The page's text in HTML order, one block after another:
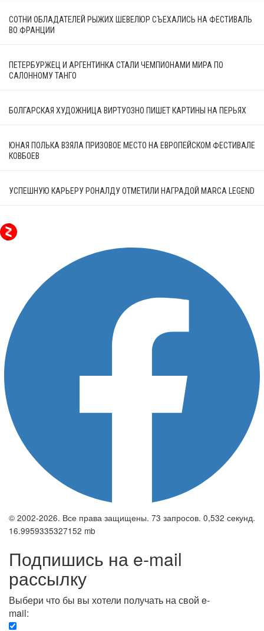
СОТНИ ОБЛАДАТЕЛЕЙ РЫЖИХ ШЕВЕЛЮР СЪЕХАЛИСЬ НА ФЕСТИВАЛЬ
ВО ФРАНЦИИ
ПЕТЕРБУРЖЕЦ И АРГЕНТИНКА СТАЛИ ЧЕМПИОНАМИ МИРА ПО
САЛОННОМУ ТАНГО
БОЛГАРСКАЯ ХУДОЖНИЦА ВИРТУОЗНО ПИШЕТ КАРТИНЫ НА ПЕРЬЯХ
ЮНАЯ ПОЛЬКА ВЗЯЛА ПРИЗОВОЕ МЕСТО НА ЕВРОПЕЙСКОМ ФЕСТИВАЛЕ
КОВБОЕВ
УСПЕШНУЮ КАРЬЕРУ РОНАЛДУ ОТМЕТИЛИ НАГРАДОЙ MARCA LEGEND
© 2002-2026. Все права защищены. 73 запросов. 0,532 секунд.
16.9959335327152 mb
Подпишись на e-mail
рассылку
Выбери что бы вы хотели получать на свой e-
mail: